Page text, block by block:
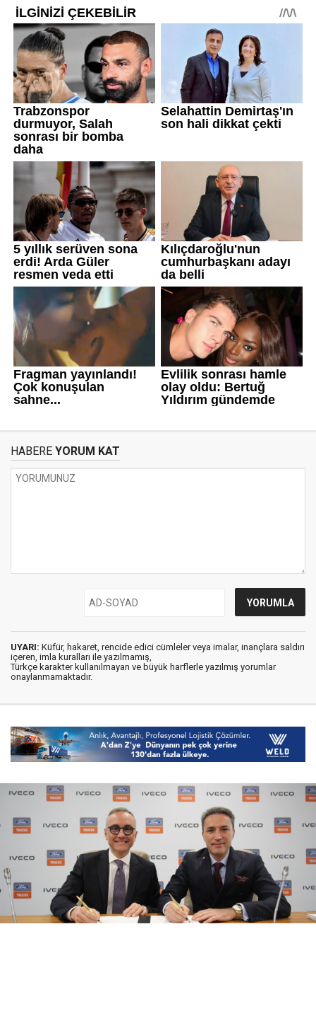
HABERE YORUM KAT
UYARI: Küfür, hakaret, rencide edici cümleler veya imalar, inançlara saldırı
içeren, imla kuralları ile yazılmamış,
Türkçe karakter kullanılmayan ve büyük harflerle yazılmış yorumlar
onaylanmamaktadır.